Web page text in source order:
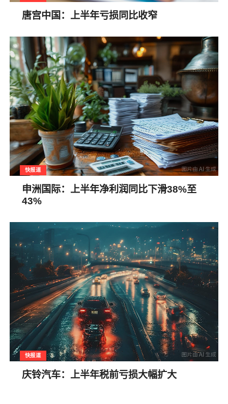
唐宫中国：上半年亏损同比收窄
快报道
申洲国际：上半年净利润同比下滑38%至
43%
快报道
庆铃汽车：上半年税前亏损大幅扩大